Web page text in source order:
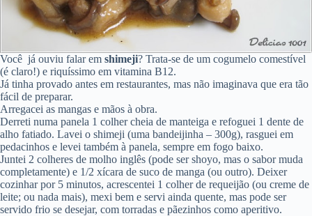
Você já ouviu falar em shimeji? Trata-se de um cogumelo comestível
(é claro!) e riquíssimo em vitamina B12.
Já tinha provado antes em restaurantes, mas não imaginava que era tão
fácil de preparar.
Arregacei as mangas e mãos à obra.
Derreti numa panela 1 colher cheia de manteiga e refoguei 1 dente de
alho fatiado. Lavei o shimeji (uma bandeijinha – 300g), rasguei em
pedacinhos e levei também à panela, sempre em fogo baixo.
Juntei 2 colheres de molho inglês (pode ser shoyo, mas o sabor muda
completamente) e 1/2 xícara de suco de manga (ou outro). Deixer
cozinhar por 5 minutos, acrescentei 1 colher de requeijão (ou creme de
leite; ou nada mais), mexi bem e servi ainda quente, mas pode ser
servido frio se desejar, com torradas e pãezinhos como aperitivo.